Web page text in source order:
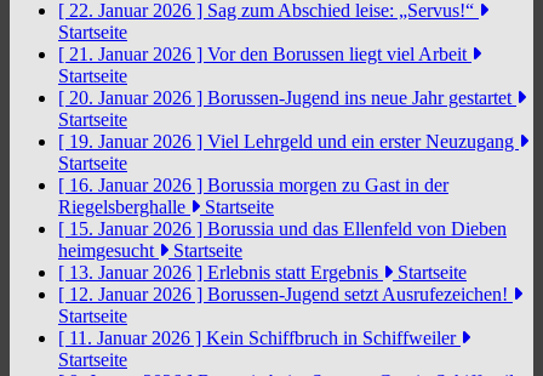
[ 22. Januar 2026 ] Sag zum Abschied leise: „Servus!“
Startseite
[ 21. Januar 2026 ] Vor den Borussen liegt viel Arbeit
Startseite
[ 20. Januar 2026 ] Borussen-Jugend ins neue Jahr gestartet
Startseite
[ 19. Januar 2026 ] Viel Lehrgeld und ein erster Neuzugang
Startseite
[ 16. Januar 2026 ] Borussia morgen zu Gast in der
Riegelsberghalle
Startseite
[ 15. Januar 2026 ] Borussia und das Ellenfeld von Dieben
heimgesucht
Startseite
[ 13. Januar 2026 ] Erlebnis statt Ergebnis
Startseite
[ 12. Januar 2026 ] Borussen-Jugend setzt Ausrufezeichen!
Startseite
[ 11. Januar 2026 ] Kein Schiffbruch in Schiffweiler
Startseite